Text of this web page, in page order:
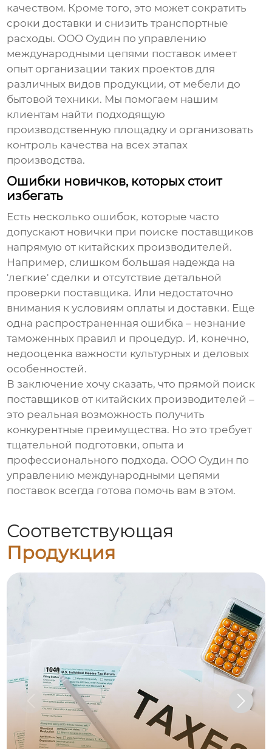
качеством. Кроме того, это может сократить
сроки доставки и снизить транспортные
расходы. ООО Оудин по управлению
международными цепями поставок имеет
опыт организации таких проектов для
различных видов продукции, от мебели до
бытовой техники. Мы помогаем нашим
клиентам найти подходящую
производственную площадку и организовать
контроль качества на всех этапах
производства.
Ошибки новичков, которых стоит
избегать
Есть несколько ошибок, которые часто
допускают новички при поиске поставщиков
напрямую от китайских производителей.
Например, слишком большая надежда на
'легкие' сделки и отсутствие детальной
проверки поставщика. Или недостаточно
внимания к условиям оплаты и доставки. Еще
одна распространенная ошибка – незнание
таможенных правил и процедур. И, конечно,
недооценка важности культурных и деловых
особенностей.
В заключение хочу сказать, что прямой поиск
поставщиков от китайских производителей –
это реальная возможность получить
конкурентные преимущества. Но это требует
тщательной подготовки, опыта и
профессионального подхода. ООО Оудин по
управлению международными цепями
поставок всегда готова помочь вам в этом.
Соответствующая
Продукция